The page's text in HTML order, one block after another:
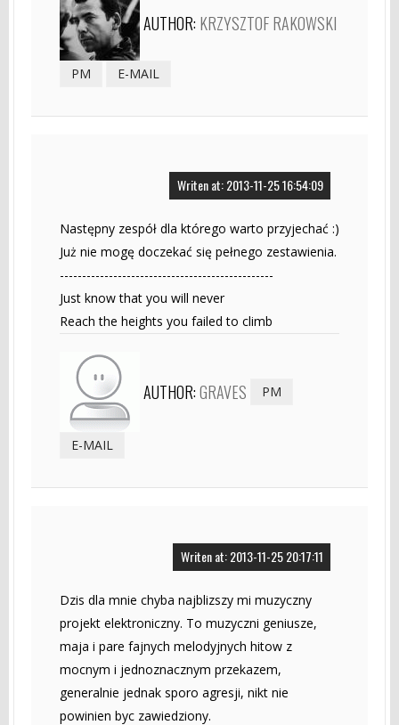
AUTHOR: KRZYSZTOF RAKOWSKI
PM E-MAIL
Writen at: 2013-11-25 16:54:09
Następny zespół dla którego warto przyjechać :)
Już nie mogę doczekać się pełnego zestawienia.
------------------------------------------------
Just know that you will never
Reach the heights you failed to climb
AUTHOR:GRAVES PM
E-MAIL
Writen at: 2013-11-25 20:17:11
Dzis dla mnie chyba najblizszy mi muzyczny
projekt elektroniczny. To muzyczni geniusze,
maja i pare fajnych melodyjnych hitow z
mocnym i jednoznacznym przekazem,
generalnie jednak sporo agresji, nikt nie
powinien byc zawiedziony.